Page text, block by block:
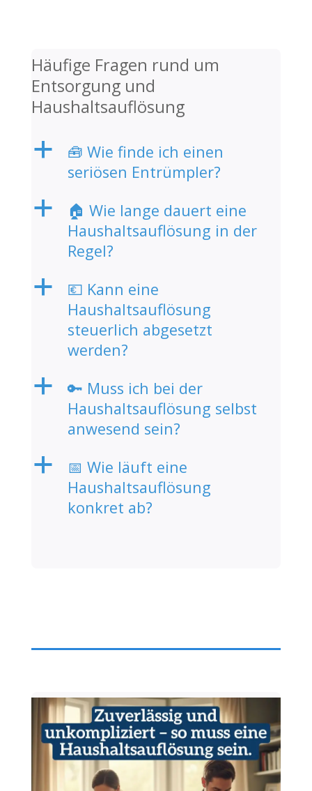
Häufige Fragen rund um
Entsorgung und
Haushaltsauflösung
a
🧰 Wie finde ich einen
seriösen Entrümpler?
a
🏠 Wie lange dauert eine
Haushaltsauflösung in der
Regel?
a
💶 Kann eine
Haushaltsauflösung
steuerlich abgesetzt
werden?
a
🔑 Muss ich bei der
Haushaltsauflösung selbst
anwesend sein?
a
📅 Wie läuft eine
Haushaltsauflösung
konkret ab?